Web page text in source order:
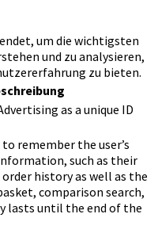
um die wichtigsten
und zu analysieren,
zu bieten.
as a unique ID
remember the user’s
such as their
order history as well as the
comparison search,
lasts until the end of the